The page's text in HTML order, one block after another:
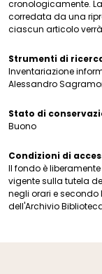
cronologicamente.
corredata da una
ciascun articolo
Strumenti di
Inventariazione
Alessandro
Stato di
Buono
Condizioni di
Il fondo è
vigente sulla tutela
negli orari e
dell'Archivio